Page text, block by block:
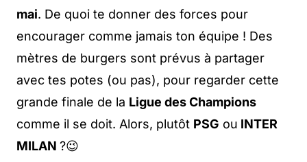
mai. De quoi te donner des forces pour
encourager comme jamais ton équipe ! Des
mètres de burgers sont prévus à partager
avec tes potes (ou pas), pour regarder cette
grande finale de la Ligue des Champions
comme il se doit. Alors, plutôt PSG ou INTER
MILAN ?😉